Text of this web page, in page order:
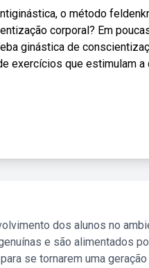
o método
corporal? Em
ginástica de
exercícios que estimulam a
dos alunos no
e são alimentados
se tornarem uma